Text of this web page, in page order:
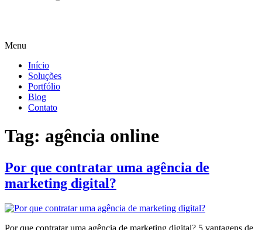
Menu
Início
Soluções
Portfólio
Blog
Contato
Tag: agência online
Por que contratar uma agência de
marketing digital?
Por que contratar uma agência de marketing digital? 5 vantagens de